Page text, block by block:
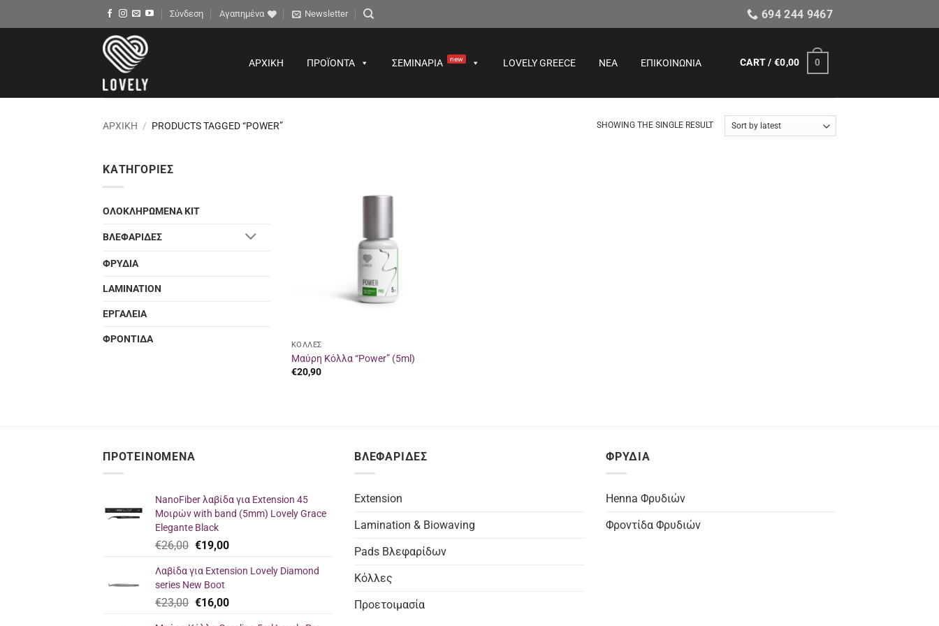
στο
Σύνδεση Αγαπημένα Newsletter 694 244 9467
ΑΡΧΙΚΉ ΠΡΟΪΌΝΤΑ ΣΕΜΙΝΆΡΙΑ new LOVELY GREECE ΝΈΑ ΕΠΙΚΟΙΝΩΝΊΑ CART /€0,00 0
ΑΡΧΙΚΉ / PRODUCTS TAGGED “POWER” SHOWING THE SINGLE RESULT
ΚΑΤΗΓΟΡΊΕΣ
ΟΛΟΚΛΗΡΩΜΕΝΑ ΚΙΤ
ΒΛΕΦΑΡΙΔΕΣ
ΦΡΥΔΙΑ
LAMINATION
ΕΡΓΑΛΕΙΑ
ΦΡΟΝΤΙΔΑ ΚΟΛΛΕΣ
Μαύρη Κόλλα “Power” (5ml)
€20,90
ΠΡΟΤΕΙΝΌΜΕΝΑ
NanoFiber λαβίδα για Extension 45
Μοιρών with band (5mm) Lovely Grace
Elegante Black
€26,00 Original
was:
€26,00.
€19,00Η
τιμή
€19,00.
Λαβίδα για Extension Lovely Diamond
series New Boot
€23,00 Original
€16,00Η
ΒΛΕΦΑΡΙΔΕΣ
Extension
Lamination & Biowaving
Pads Βλεφαρίδων
Κόλλες
Προετοιμασία
ΦΡΥΔΙΑ
Henna Φρυδιών
Φροντίδα Φρυδιών